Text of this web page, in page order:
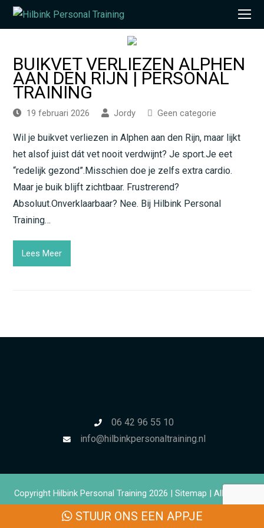
BUIKVET VERLIEZEN ALPHEN
AAN DEN RIJN | PERSONAL
TRAINING
19 februari 2026 Jordy Geen categorie
Wil je buikvet verliezen in Alphen aan den Rijn, maar lijkt
het alsof juist dát vet nooit verdwijnt? Je sport.Je eet
“redelijk gezond”.Misschien doe je zelfs extra cardio.
Maar je buik blijft zichtbaar. Frustrerend?
Absoluut.Onverklaarbaar? Nee. Bij Hilbink Personal
Training…
Lees Meer
06 42 96 55 10
info@hilbinkpersonaltraining.nl
Copyright Hilbink Personal Training 2026 | Sitemap | All Rights
STUUR ONS EEN APPJE